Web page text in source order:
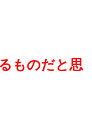
ものだと思